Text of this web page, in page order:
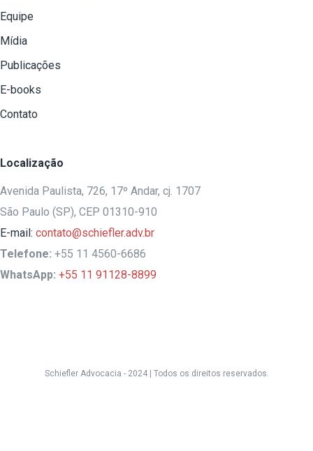
Equipe
Mídia
Publicações
E-books
Contato
Localização
Avenida Paulista, 726, 17º Andar, cj. 1707
São Paulo (SP), CEP 01310-910
E-mail: contato@schiefler.adv.br
Telefone: +55 11 4560-6686
WhatsApp: +55 11 91128-8899
Schiefler Advocacia - 2024 | Todos os direitos reservados.